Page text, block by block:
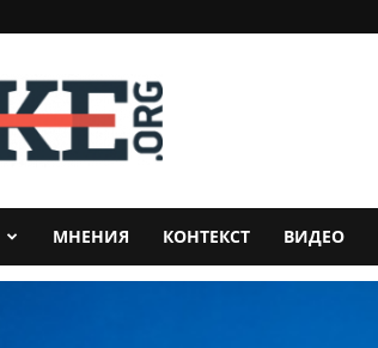
МНЕНИЯ КОНТЕКСТ ВИДЕО